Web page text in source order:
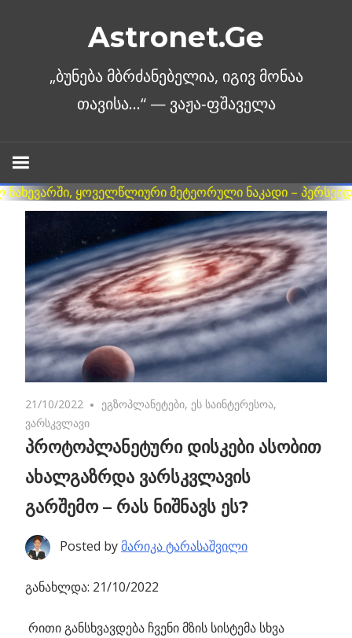
Astronet.Ge
21/10/2022 No comments
ეგზოპლანეტები, ეს საინტერესოა,
ვარსკვლავი
პროტოპლანეტური დისკები ასობით
ახალგაზრდა ვარსკვლავის
გარშემო – რას ნიშნავს ეს?
Posted byმარიკა ტარასაშვილი
განახლდა: 21/10/2022
რითი განსხვავდება ჩვენი მზის სისტემა სხვა